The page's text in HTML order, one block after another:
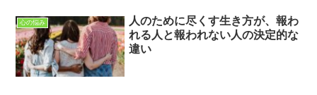
心の悩み
人のために尽くす生き方が、報わ
れる人と報われない人の決定的な
違い